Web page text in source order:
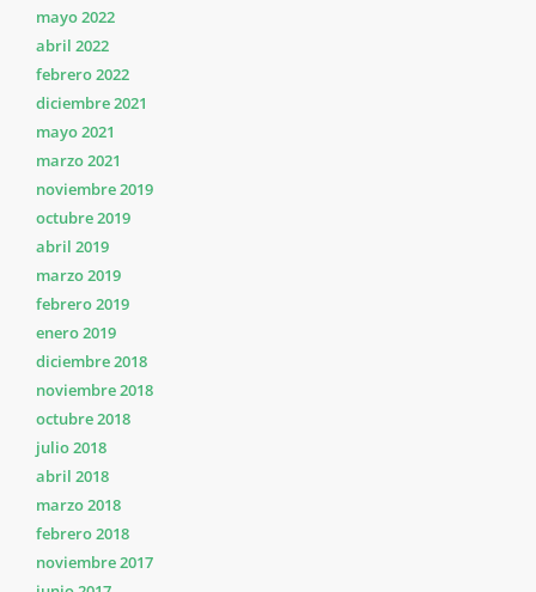
mayo 2022
abril 2022
febrero 2022
diciembre 2021
mayo 2021
marzo 2021
noviembre 2019
octubre 2019
abril 2019
marzo 2019
febrero 2019
enero 2019
diciembre 2018
noviembre 2018
octubre 2018
julio 2018
abril 2018
marzo 2018
febrero 2018
noviembre 2017